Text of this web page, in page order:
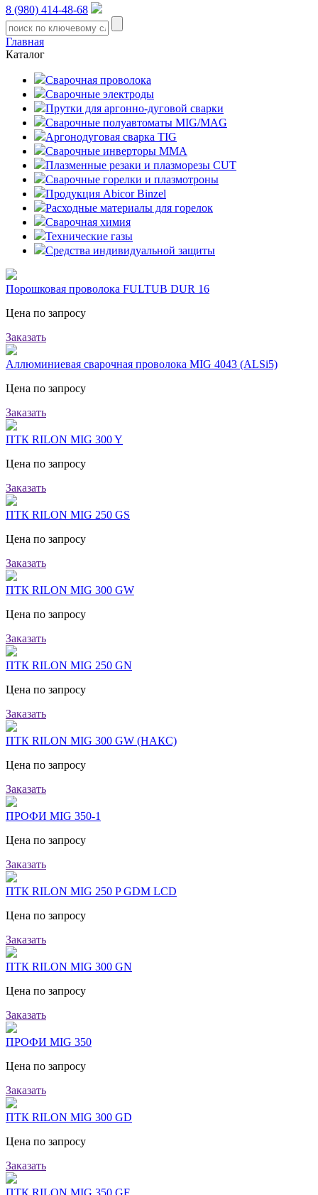
8 (980) 414-48-68
Главная
Каталог
Сварочная проволока
Сварочные электроды
Прутки для аргонно-дуговой сварки
Сварочные полуавтоматы MIG/MAG
Аргонодуговая сварка TIG
Сварочные инверторы MMA
Плазменные резаки и плазморезы CUT
Сварочные горелки и плазмотроны
Продукция Abicor Binzel
Расходные материалы для горелок
Сварочная химия
Технические газы
Средства индивидуальной защиты
Порошковая проволока FULTUB DUR 16
Цена по запросу
Заказать
Аллюминиевая сварочная проволока MIG 4043 (ALSi5)
Цена по запросу
Заказать
ПТК RILON MIG 300 Y
Цена по запросу
Заказать
ПТК RILON MIG 250 GS
Цена по запросу
Заказать
ПТК RILON MIG 300 GW
Цена по запросу
Заказать
ПТК RILON MIG 250 GN
Цена по запросу
Заказать
ПТК RILON MIG 300 GW (НАКС)
Цена по запросу
Заказать
ПРОФИ MIG 350-1
Цена по запросу
Заказать
ПТК RILON MIG 250 P GDM LCD
Цена по запросу
Заказать
ПТК RILON MIG 300 GN
Цена по запросу
Заказать
ПРОФИ MIG 350
Цена по запросу
Заказать
ПТК RILON MIG 300 GD
Цена по запросу
Заказать
ПТК RILON MIG 350 GF